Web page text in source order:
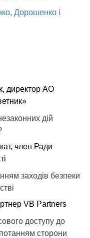
Дорошенко і
директор АО
дій
член Ради
заходів безпеки
VB Partners
доступу до
сторони